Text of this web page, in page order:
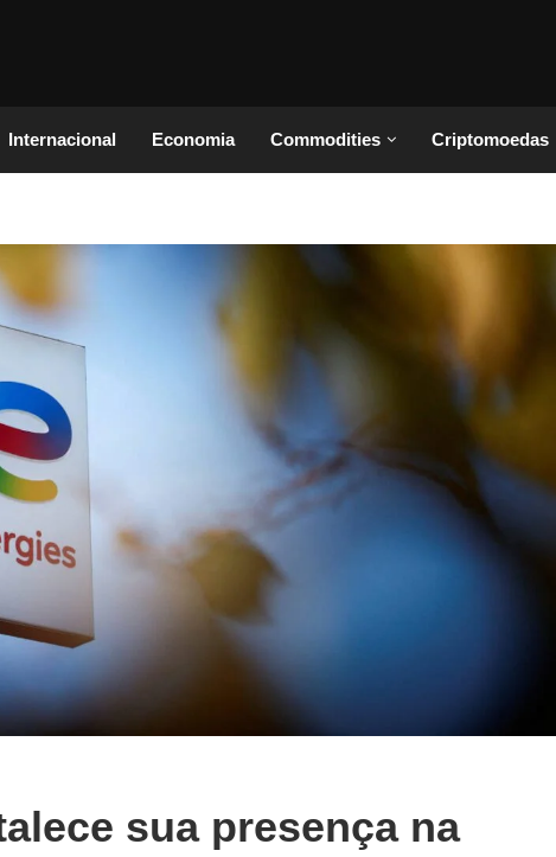
Internacional Economia Commodities Criptomoedas
sua presença na